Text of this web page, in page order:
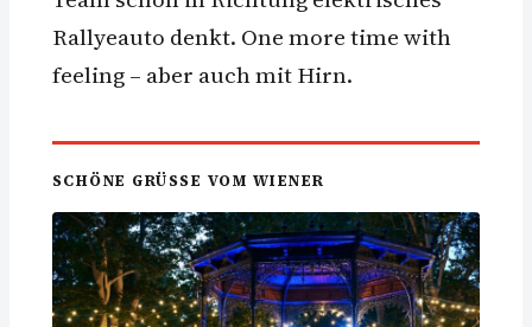
Rallyeauto denkt. One more time with
feeling – aber auch mit Hirn.
SCHÖNE GRÜSSE VOM WIENER